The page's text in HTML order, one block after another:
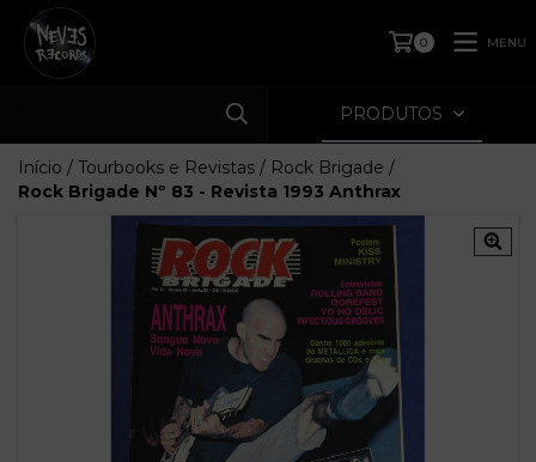
0 MENU
PRODUTOS
Início / Tourbooks e Revistas / Rock Brigade /
Rock Brigade Nº 83 - Revista 1993 Anthrax